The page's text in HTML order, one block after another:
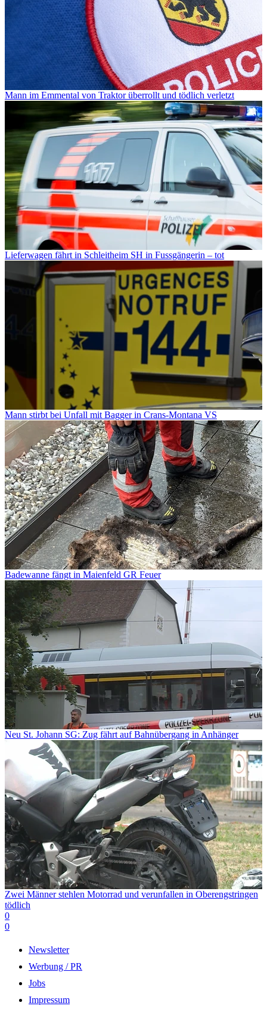
Mann im Emmental von Traktor überrollt und tödlich verletzt
Lieferwagen fährt in Schleitheim SH in Fussgängerin – tot
Mann stirbt bei Unfall mit Bagger in Crans-Montana VS
Badewanne fängt in Maienfeld GR Feuer
Neu St. Johann SG: Zug fährt auf Bahnübergang in Anhänger
Zwei Männer stehlen Motorrad und verunfallen in Oberengstringen
tödlich
0
0
Newsletter
Werbung / PR
Jobs
Impressum